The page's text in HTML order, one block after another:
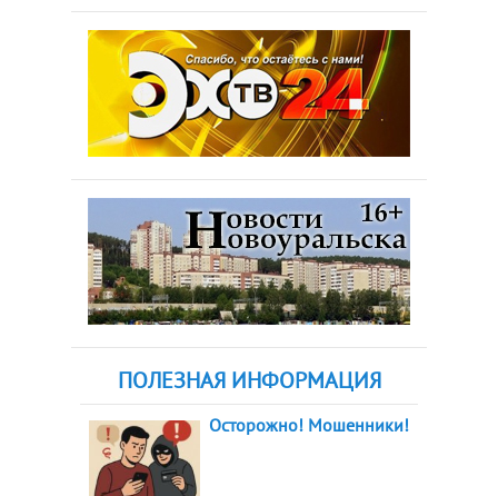
ПОЛЕЗНАЯ ИНФОРМАЦИЯ
Осторожно! Мошенники!